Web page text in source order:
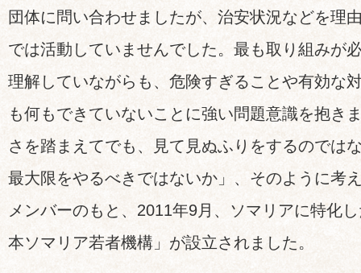
団体に問い合わせましたが、治安状況などを理
では活動していませんでした。最も取り組みが
理解していながらも、危険すぎることや有効な
も何もできていないことに強い問題意識を抱き
さを踏まえてでも、見て見ぬふりをするのでは
最大限をやるべきではないか」、そのように考
メンバーのもと、2011年9月、ソマリアに特化
本ソマリア若者機構」が設立されました。